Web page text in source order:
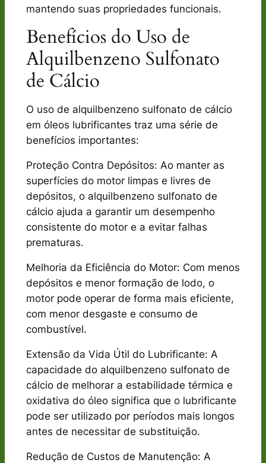
mantendo suas propriedades funcionais.
Benefícios do Uso de
Alquilbenzeno Sulfonato
de Cálcio
O uso de alquilbenzeno sulfonato de cálcio
em óleos lubrificantes traz uma série de
benefícios importantes:
Proteção Contra Depósitos: Ao manter as
superfícies do motor limpas e livres de
depósitos, o alquilbenzeno sulfonato de
cálcio ajuda a garantir um desempenho
consistente do motor e a evitar falhas
prematuras.
Melhoria da Eficiência do Motor: Com menos
depósitos e menor formação de lodo, o
motor pode operar de forma mais eficiente,
com menor desgaste e consumo de
combustível.
Extensão da Vida Útil do Lubrificante: A
capacidade do alquilbenzeno sulfonato de
cálcio de melhorar a estabilidade térmica e
oxidativa do óleo significa que o lubrificante
pode ser utilizado por períodos mais longos
antes de necessitar de substituição.
Redução de Custos de Manutenção: A